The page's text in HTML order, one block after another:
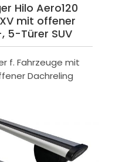
Hilo Aero120
mit offener
, 5-Türer SUV
f. Fahrzeuge mit
Dachreling